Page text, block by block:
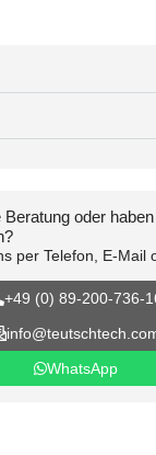
Beratung oder
per Telefon, E-Mail
+49 (0) 89-200-736-
WhatsApp